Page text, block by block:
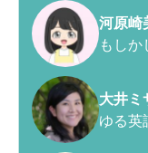
河原崎
もし
大井ミ
ゆる英